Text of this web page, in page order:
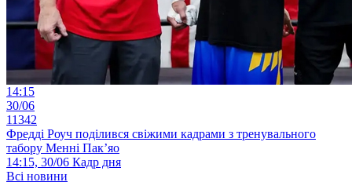
14:15
30/06
11342
Фредді Роуч поділився свіжими кадрами з тренувального
табору Менні Пак’яо
14:15, 30/06 Кадр дня
Всі новини